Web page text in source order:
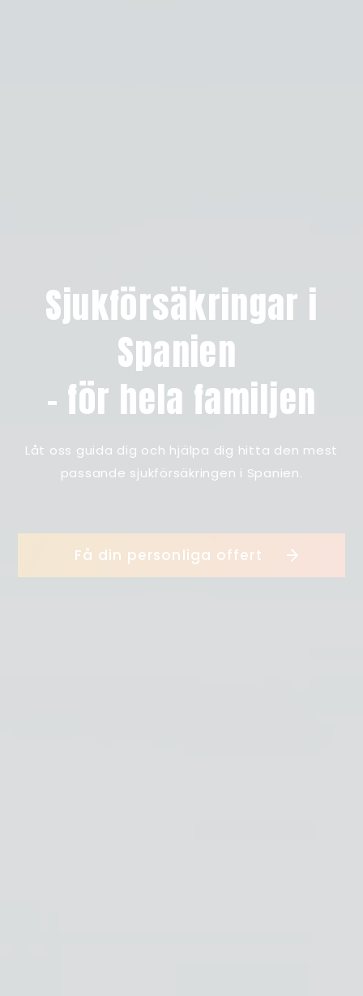
Sjukförsäkringar i
Spanien
– för hela familjen
Låt oss guida dig och hjälpa dig hitta den mest
passande sjukförsäkringen i Spanien.
Få din personliga offert